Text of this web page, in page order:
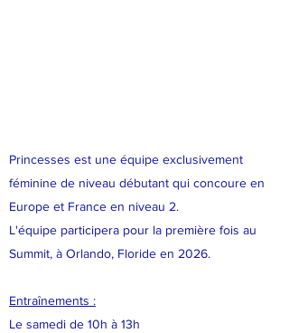
Princesses est une équipe exclusivement
féminine de niveau débutant qui concoure en
Europe et France en niveau 2.
L'équipe participera pour la première fois au
Summit, à Orlando, Floride en 2026.
Entraînements :
Le samedi de 10h à 13h